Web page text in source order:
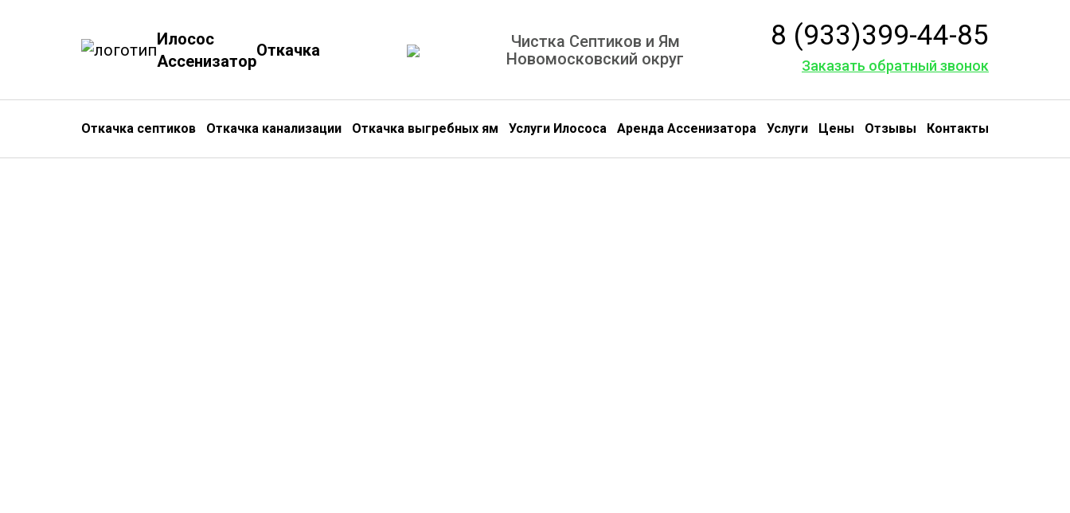
Илосос
Ассенизатор
Откачка
Чистка Септиков и Ям
Новомосковский округ
8 (933)399-44-85
Заказать обратный звонок
Откачка септиков Откачка канализации Откачка выгребных ям Услуги Илососа Аренда Ассенизатора Услуги Цены Отзывы Контакты